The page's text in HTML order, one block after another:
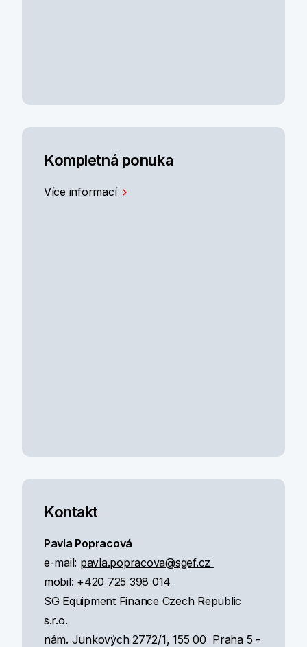
Kompletná ponuka
Více informací
Kontakt
Pavla Popracová
e-mail: pavla.popracova@sgef.cz
mobil: +420 725 398 014
SG Equipment Finance Czech Republic
s.r.o.
nám. Junkových 2772/1, 155 00 Praha 5 -